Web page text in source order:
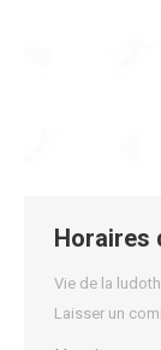
Horaires
Vie de la
Laisser un